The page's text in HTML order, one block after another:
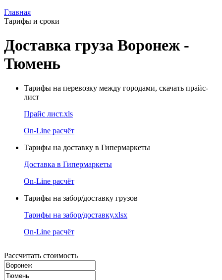
Главная
Тарифы и сроки
Доставка груза Воронеж -
Тюмень
Тарифы на перевозку между городами, скачать прайс-
лист
Прайс лист.xls
On-Line расчёт
Тарифы на доставку в Гипермаркеты
Доставка в Гипермаркеты
On-Line расчёт
Тарифы на забор/доставку грузов
Тарифы на забор/доставку.xlsx
On-Line расчёт
Рассчитать стоимость